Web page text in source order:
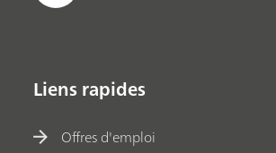
Liens rapides
Offres d'emploi